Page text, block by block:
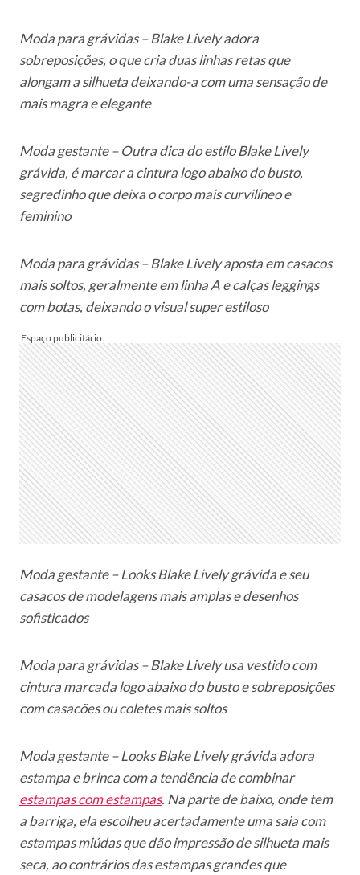
Moda para grávidas – Blake Lively adora
sobreposições, o que cria duas linhas retas que
alongam a silhueta deixando-a com uma sensação de
mais magra e elegante
Moda gestante – Outra dica do estilo Blake Lively
grávida, é marcar a cintura logo abaixo do busto,
segredinho que deixa o corpo mais curvilíneo e
feminino
Moda para grávidas – Blake Lively aposta em casacos
mais soltos, geralmente em linha A e calças leggings
com botas, deixando o visual super estiloso
Moda gestante – Looks Blake Lively grávida e seu
casacos de modelagens mais amplas e desenhos
sofisticados
Moda para grávidas – Blake Lively usa vestido com
cintura marcada logo abaixo do busto e sobreposições
com casacões ou coletes mais soltos
Moda gestante – Looks Blake Lively grávida adora
estampa e brinca com a tendência de combinar
estampas com estampas. Na parte de baixo, onde tem
a barriga, ela escolheu acertadamente uma saia com
estampas miúdas que dão impressão de silhueta mais
seca, ao contrários das estampas grandes que